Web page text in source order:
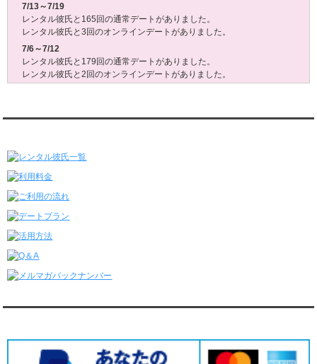
7/13～7/19
レンタル彼氏と165回の通常デートがありました。
レンタル彼氏と3回のオンラインデートがありました。
7/6～7/12
レンタル彼氏と179回の通常デートがありました。
レンタル彼氏と2回のオンラインデートがありました。
レンタル彼氏と3回のオンラインデートがありました。
レンタル彼氏と2回のオンラインデートがありました。
6/15～6/21
レンタル彼氏と4回のオンラインデートがありました。
6/8～6/14
レンタル彼氏と161回の通常デートがありました。
レンタル彼氏と3回のオンラインデートがありました。
6/1～6/7
レンタル彼氏と165回の通常デートがありました。
レンタル彼氏と153回の通常デートがありました。